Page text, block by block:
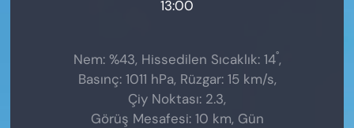
13:00
Nem: %43, Hissedilen Sıcaklık: 14°,
Basınç: 1011 hPa, Rüzgar: 15 km/s,
Çiy Noktası: 2.3,
Görüş Mesafesi: 10 km, Gün